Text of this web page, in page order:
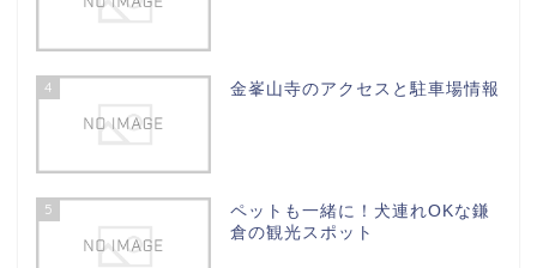
4 金峯山寺のアクセスと駐車場情報
5
ペットも一緒に！犬連れOKな鎌
倉の観光スポット